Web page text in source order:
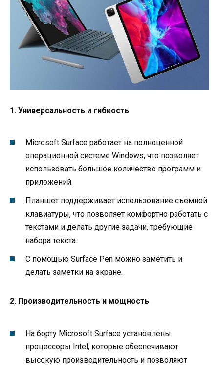
1. Универсальность и гибкость
Microsoft Surface работает на полноценной
операционной системе Windows, что позволяет
использовать большое количество программ и
приложений.
Планшет поддерживает использование съемной
клавиатуры, что позволяет комфортно работать с
текстами и делать другие задачи, требующие
набора текста.
С помощью Surface Pen можно заметить и
делать заметки на экране.
2. Производительность и мощность
На борту Microsoft Surface установлены
процессоры Intel, которые обеспечивают
высокую производительность и позволяют